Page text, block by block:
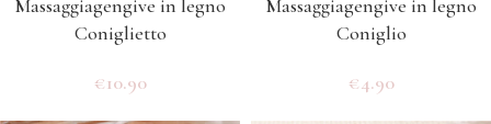
Massaggiagengive in legno
Coniglietto
€10.90
Massaggiagengive in legno
Coniglio
€4.90